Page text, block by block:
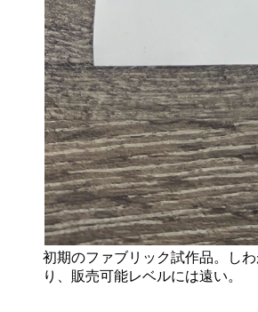
初期のファブリック試作品。し
り、販売可能レベルには遠い。